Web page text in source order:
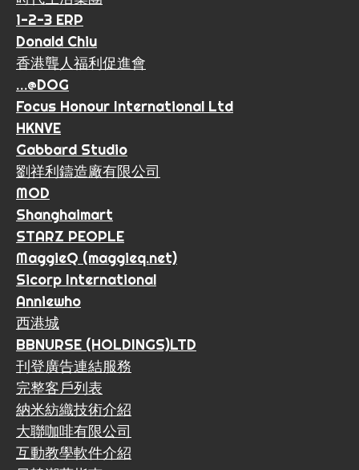
1-2-3 ERP
Donald Chiu
香港聾人福利促進會
…@DOG
Focus Honour International Ltd
HKNVE
Gabbard Studio
劉祥利鑄造廠有限公司
MOD
Shanghaimart
STARZ PEOPLE
MaggieQ (maggieq.net)
Sicorp International
Anniewho
西港城
BBNURSE (HOLDINGS)LTD
刊登廣告連結服務
完整客戶列表
納米紡織技術介紹
大聯咖啡有限公司
互動教學軟件介紹